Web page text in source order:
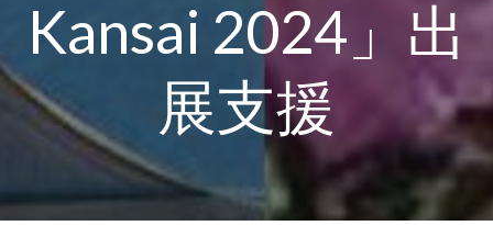
プ
Kansai 2024」出
展支援